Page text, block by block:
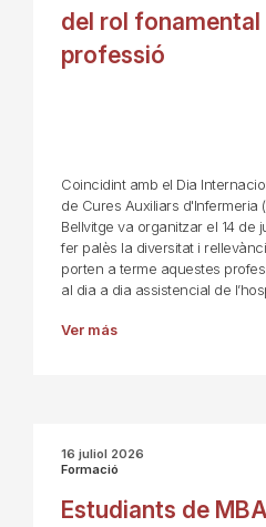
del rol fonamental
professió
Coincidint amb el Dia
de Cures Auxiliars d'Infermeria
Bellvitge va organitzar el 14 de
fer palès la diversitat i
porten a terme aquestes
al dia a dia assistencial de
Ver más
16 juliol 2026
Formació
Estudiants de